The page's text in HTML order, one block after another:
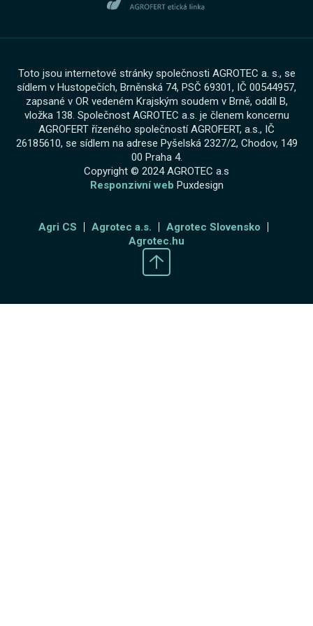
Toto jsou internetové stránky společnosti AGROTEC a. s., se
sídlem v Hustopečích, Brněnská 74, PSČ 69301, IČ 00544957,
zapsané v OR vedeném Krajským soudem v Brně, oddíl B,
vložka 138. Společnost AGROTEC a.s. je členem koncernu
AGROFERT řízeného společností AGROFERT, a.s., IČ
26185610, se sídlem na adrese Pyšelská 2327/2, Chodov, 149
00 Praha 4.
Copyright © 2024 AGROTEC a.s
Responzivní web Puxdesign
Agri CS Agrotec a.s.
Agrotec Slovensko
Agrotec.hu